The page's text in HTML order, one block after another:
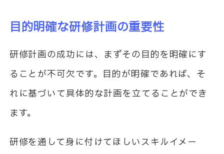
目的明確な研修計画の重要性
研修計画の成功には、まずその目的を明確にす
ることが不可欠です。目的が明確であれば、そ
れに基づいて具体的な計画を立てることができ
ます。
研修を通して身に付けてほしいスキルイメー